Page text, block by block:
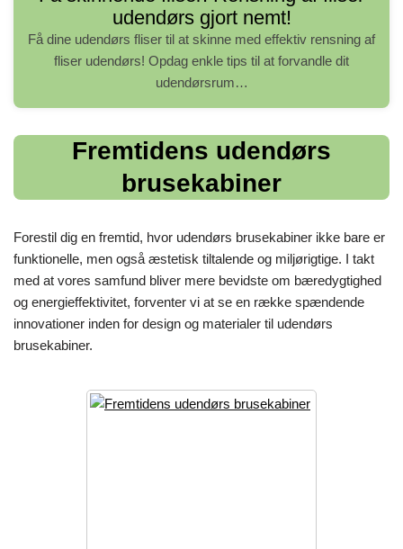
udendørs gjort nemt!
Få dine udendørs fliser til at skinne med effektiv rensning af
fliser udendørs! Opdag enkle tips til at forvandle dit
udendørsrum…
Fremtidens udendørs
brusekabiner
Forestil dig en fremtid, hvor udendørs brusekabiner ikke bare er
funktionelle, men også æstetisk tiltalende og miljørigtige. I takt
med at vores samfund bliver mere bevidste om bæredygtighed
og energieffektivitet, forventer vi at se en række spændende
innovationer inden for design og materialer til udendørs
brusekabiner.